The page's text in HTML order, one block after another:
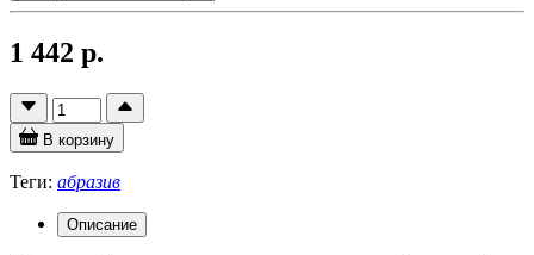
1 442 р.
В корзину
Теги: абразив
Описание